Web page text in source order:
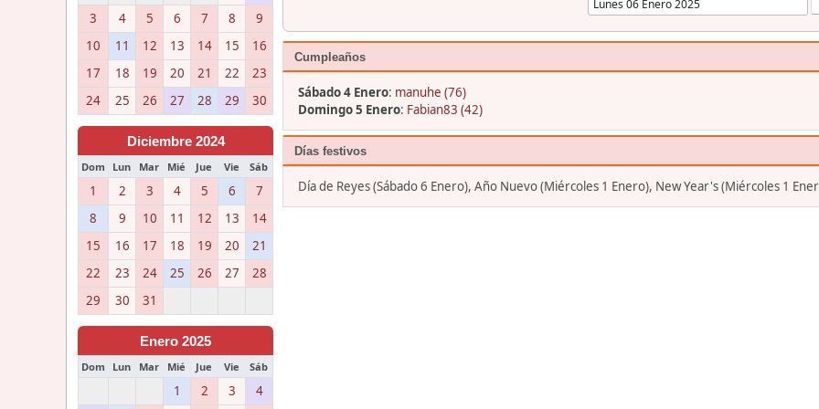
3 4 5 6 7 8
9
10
11 12 13 14 15
16
17
18 19 20 21 22
23
24
25 26 27 28 29 30
Diciembre 2024
Dom Lun Mar Mié Jue Vie Sáb
1 2 3 4 5 6
7
8
9 10 11 12 13
14
15
16 17 18 19 20
21
22
23 24 25 26 27
28
29
30 31
Enero 2025
Dom Lun Mar Mié Jue Vie Sáb
1 2 3 4
Cumpleaños
Sábado 4 Enero: manuhe (76)
Domingo 5 Enero: Fabian83 (42)
Días festivos
Día de Reyes (Sábado 6 Enero), Año Nuevo (Miércoles 1 Enero), New Year's (Miércoles 1